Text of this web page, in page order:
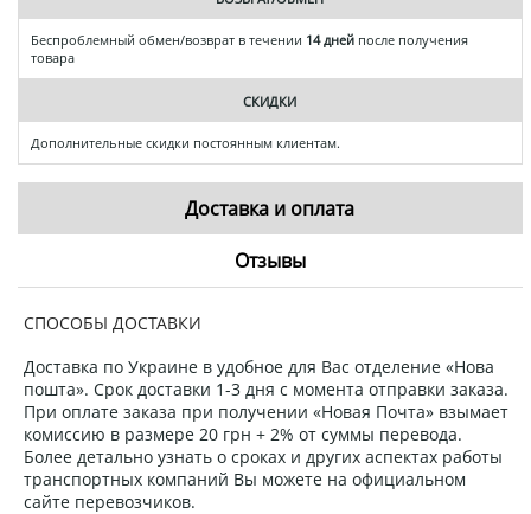
Беспроблемный обмен/возврат в течении 14 дней после получения
товара
СКИДКИ
Дополнительные скидки постоянным клиентам.
Доставка и оплата
Отзывы
СПОСОБЫ ДОСТАВКИ
Доставка по Украине в удобное для Вас отделение «Нова
пошта». Срок доставки 1-3 дня с момента отправки заказа.
При оплате заказа при получении «Новая Почта» взымает
комиссию в размере 20 грн + 2% от суммы перевода.
Более детально узнать о сроках и других аспектах работы
транспортных компаний Вы можете на официальном
сайте перевозчиков.